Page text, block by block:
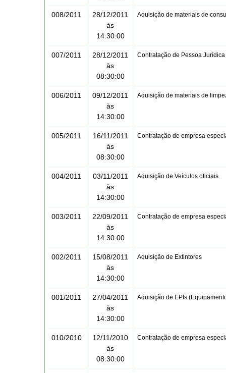
008/2011
28/12/2011
às
14:30:00
Aquisição de materiais de
007/2011
28/12/2011
às
08:30:00
Contratação de Pessoa
006/2011
09/12/2011
às
14:30:00
Aquisição de materiais de
005/2011
16/11/2011
às
08:30:00
Contratação de empresa
004/2011
03/11/2011
às
14:30:00
Aquisição de Veículos oficiais
003/2011
22/09/2011
às
14:30:00
Contratação de empresa
002/2011
15/08/2011
às
14:30:00
Aquisição de Extintores
001/2011
27/04/2011
às
14:30:00
Aquisição de EPIs
010/2010
12/11/2010
às
08:30:00
Contratação de empresa